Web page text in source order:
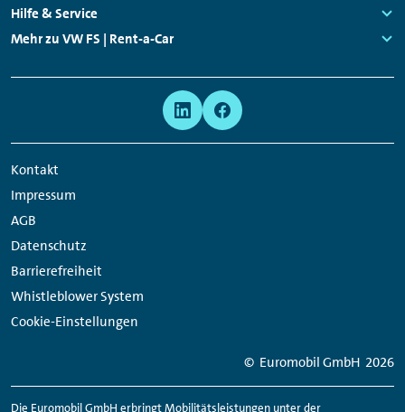
Links:
Hilfe & Service
Links:
Mehr zu VW FS | Rent-a-Car
Kontakt
Impressum
AGB
Datenschutz
Barrierefreiheit
Whistleblower System
Cookie-Einstellungen
Network
Links
© Euromobil GmbH 2026
Die Euromobil GmbH erbringt Mobilitätsleistungen unter der